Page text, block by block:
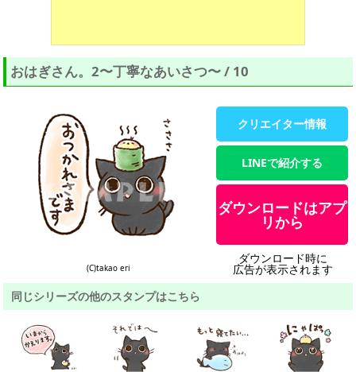
おはぎさん。2〜丁寧なあいさつ〜 / 10
(C)takao eri
クリエイター情報
LINEで紹介する
ダウンロードはアプ
リから
ダウンロード時に
広告が表示されます
同じシリーズの他のスタンプはこちら